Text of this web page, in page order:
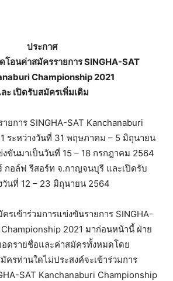
ประกาศ
โอนค่าสมัครรายการ SINGHA-SAT
Championship 2021
ะ เปิดรับสมัครเพิ่มเติม
ยการ SINGHA-SAT Kanchanaburi
ระหว่างวันที่ 31 พฤษภาคม – 5 มิถุนายน
ขันมาเป็นวันที่ 15 – 18 กรกฎาคม 2564
อล์ฟ รีสอร์ท จ.กาญจนบุรี และเปิดรับ
วันที่ 12 – 23 มิถุนายน 2564
รเข้าร่วมการแข่งขันรายการ SINGHA-
2021 มาก่อนหน้านี้ ฝ่าย
ดรายชื่อและค่าสมัครทั้งหมดโดย
รท่านใดไม่ประสงค์จะเข้าร่วมการ
SAT Kanchanaburi Championship